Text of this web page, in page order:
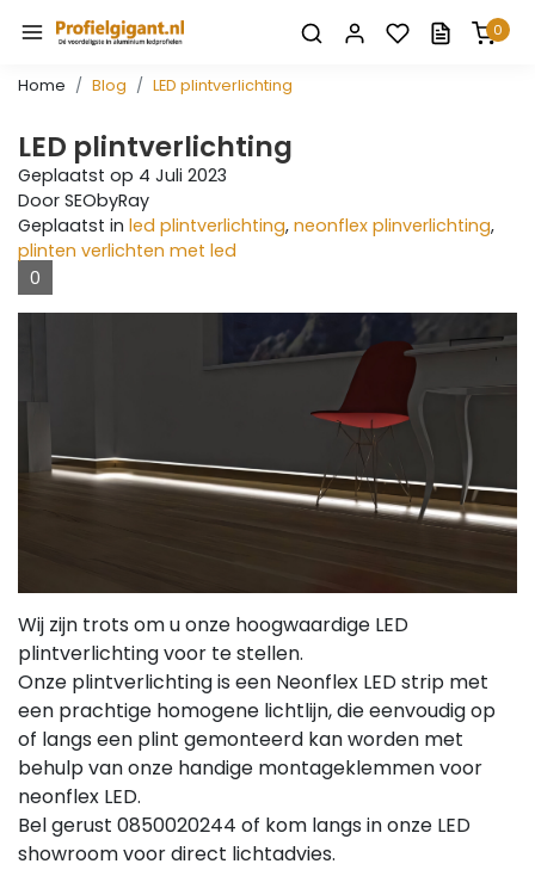
0
Home Blog LED plintverlichting
LED plintverlichting
Geplaatst op 4 Juli 2023
Door SEObyRay
Geplaatst in led plintverlichting, neonflex plinverlichting,
plinten verlichten met led
0
Wij zijn trots om u onze hoogwaardige LED
plintverlichting voor te stellen.
Onze plintverlichting is een Neonflex LED strip met
een prachtige homogene lichtlijn, die eenvoudig op
of langs een plint gemonteerd kan worden met
behulp van onze handige montageklemmen voor
neonflex LED.
Bel gerust 0850020244 of kom langs in onze LED
showroom voor direct lichtadvies.